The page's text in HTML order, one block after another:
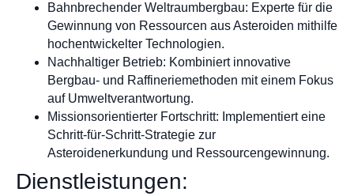
Bahnbrechender Weltraumbergbau: Experte für die
Gewinnung von Ressourcen aus Asteroiden mithilfe
hochentwickelter Technologien.
Nachhaltiger Betrieb: Kombiniert innovative
Bergbau- und Raffineriemethoden mit einem Fokus
auf Umweltverantwortung.
Missionsorientierter Fortschritt: Implementiert eine
Schritt-für-Schritt-Strategie zur
Asteroidenerkundung und Ressourcengewinnung.
Dienstleistungen: